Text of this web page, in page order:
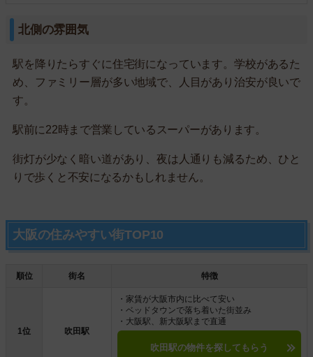
北側の雰囲気
駅を降りたらすぐに住宅街になっています。学校があるた
め、ファミリー層が多い地域で、人目があり治安が良いで
す。
駅前に22時まで営業しているスーパーがあります。
街灯が少なく暗い道があり、夜は人通りも減るため、ひと
りで歩くと不安になるかもしれません。
大阪の住みやすい街TOP10
順位 街名 特徴
1位 吹田駅
・家賃が大阪市内に比べて安い
・ベッドタウンで落ち着いた街並み
・大阪駅、新大阪駅まで直通
吹田駅の物件を探してもらう